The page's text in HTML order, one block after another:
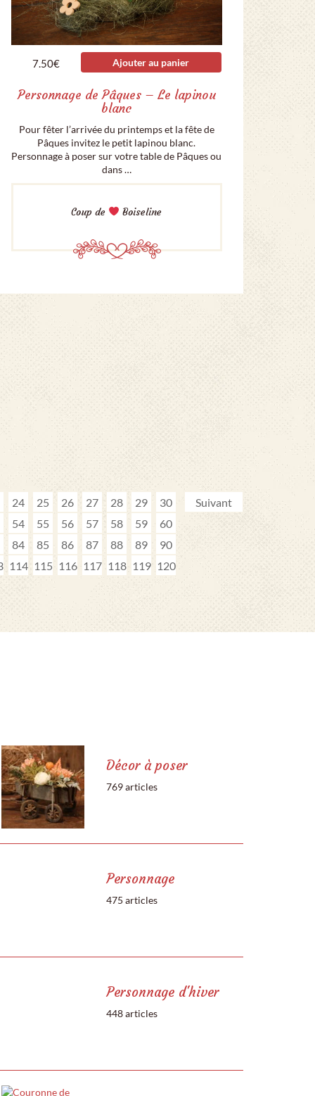
7.50€ Ajouter au panier
Personnage de Pâques – Le lapinou
blanc
Pour fêter l’arrivée du printemps et la fête de
Pâques invitez le petit lapinou blanc.
Personnage à poser sur votre table de Pâques ou
dans …
Coup de Boiseline
24 25 26 27 28 29
30
54
55 56 57 58 59
60
84
85 86 87 88 89
90
114 115 116 117 118 119 120
Suivant
Décor à poser
769 articles
Personnage
475 articles
Personnage d'hiver
448 articles